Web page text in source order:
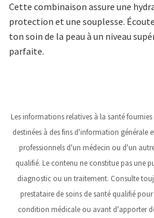
Cette combinaison assure une
protection et une souplesse.
ton soin de la peau à un niveau
parfaite.
Les informations relatives à la santé
destinées à des fins d'information générale
professionnels d'un médecin ou d'un
qualifié. Le contenu ne constitue pas une
diagnostic ou un traitement. Consulte
prestataire de soins de santé qualifié
condition médicale ou avant d'apporter